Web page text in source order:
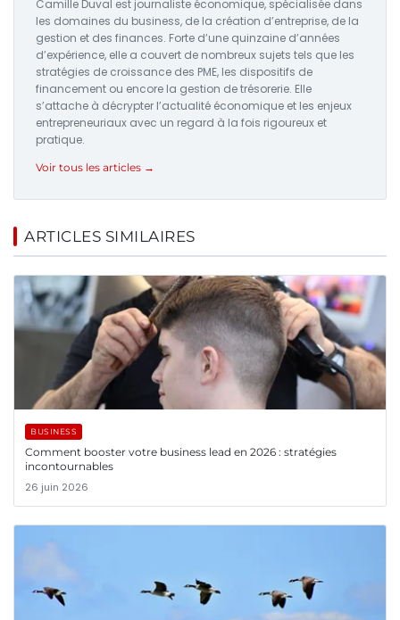
Camille Duval est journaliste économique, spécialisée dans
les domaines du business, de la création d’entreprise, de la
gestion et des finances. Forte d’une quinzaine d’années
d’expérience, elle a couvert de nombreux sujets tels que les
stratégies de croissance des PME, les dispositifs de
financement ou encore la gestion de trésorerie. Elle
s’attache à décrypter l’actualité économique et les enjeux
entrepreneuriaux avec un regard à la fois rigoureux et
pratique.
Voir tous les articles →
ARTICLES SIMILAIRES
BUSINESS
Comment booster votre business lead en 2026 : stratégies
incontournables
26 juin 2026